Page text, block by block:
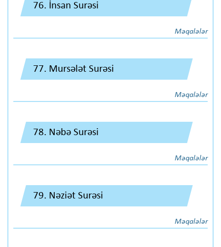
76. İnsan Surəsi
Məqalələr
77. Mursələt Surəsi
Məqalələr
78. Nəbə Surəsi
Məqalələr
79. Nəziət Surəsi
Məqalələr